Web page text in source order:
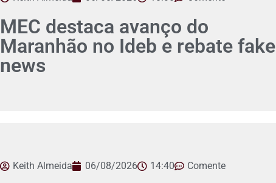
MEC destaca avanço do
Maranhão no Ideb e rebate fake
news
Keith Almeida 06/08/2026 14:40 Comente